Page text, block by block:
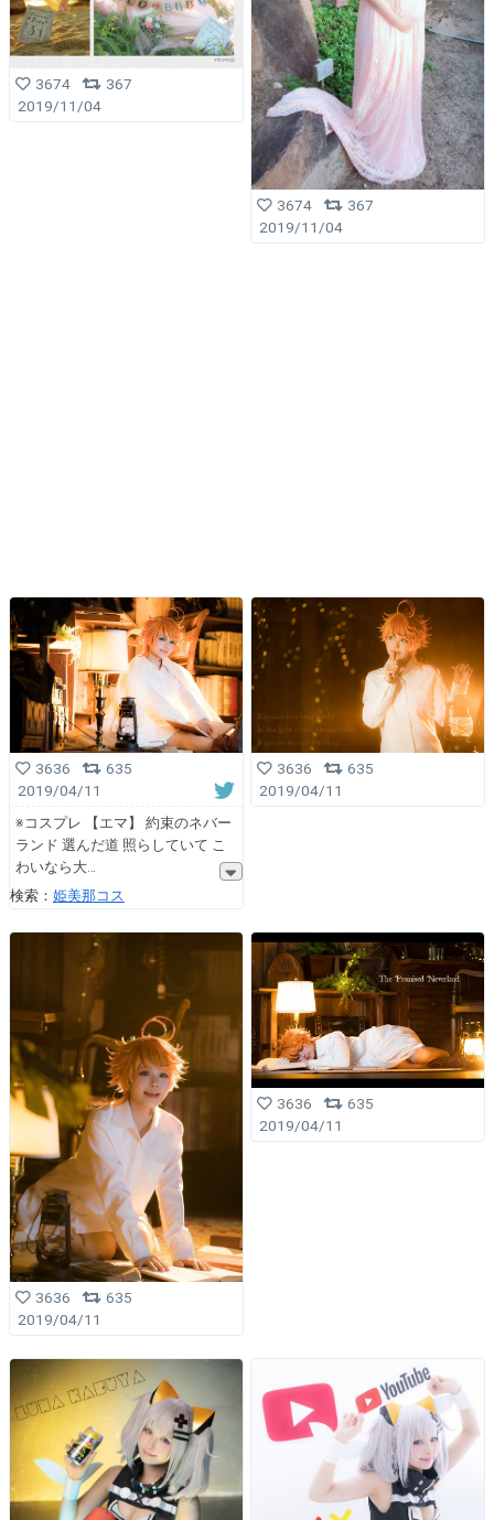
3674
367
2019/11/04
3674
367
2019/11/04
3636
635
2019/04/11
※コスプレ 【エマ】 約束のネバー
ランド 選んだ道 照らしていて こ
わいなら大
検索： 姫美那コス
3636
635
2019/04/11
3636
635
2019/04/11
3636
635
2019/04/11